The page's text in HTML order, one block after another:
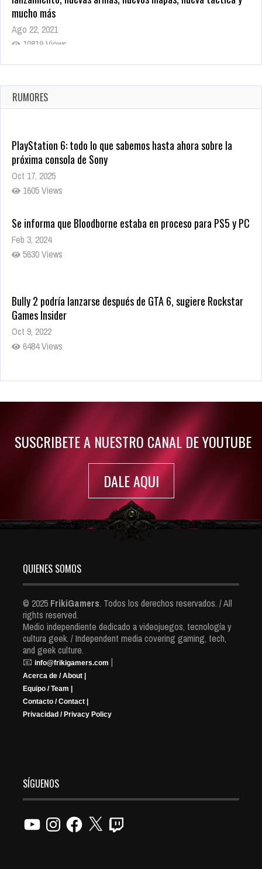
mucho más
Ago 22, 2021
10819 Views
La configuración de Call of Duty 2021 aparentemente ya fue
Ago 8, 2021
10004 Views
RUMORES
PlayStation 6: todo lo que sabemos hasta ahora sobre la
próxima consola de Sony
Oct 17, 2025
1605 Views
Se informa que Bloodborne estaba en proceso para PS5 y PC
Feb 3, 2024
5630 Views
Bully 2 podría lanzarse después de GTA 6, sugiere Rockstar
Games Insider
Oct 9, 2022
6484 Views
Rumor: Se filtran los primeros detalles de Resident Evil 9
SUSCRIBETE A NUESTRO CANAL DE YOUTUBE
DALE AQUI
QUIENES SOMOS
© 2025 FrikiGamers. Todos los derechos reservados. / All
rights reserved.
Medio independiente dedicado a videojuegos, tecnología y
cultura geek. / Independent media covering gaming, tech,
and geek culture.
📧 info@frikigamers.com |
Acerca de / About |
Equipo / Team |
Contacto / Contact |
Privacidad / Privacy Policy
SÍGUENOS
YouTubeInstagramFacebook
X Twitch